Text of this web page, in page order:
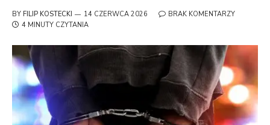
BY FILIP KOSTECKI 14 CZERWCA 2026
BRAK KOMENTARZY
4 MINUTY CZYTANIA